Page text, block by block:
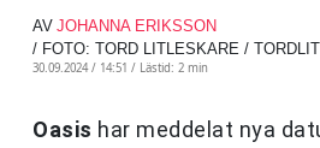
AV JOHANNA ERIKSSON
/ FOTO: TORD LITLESKARE /
30.09.2024 / 14:51 / Lästid: 2 min
Oasis har meddelat nya